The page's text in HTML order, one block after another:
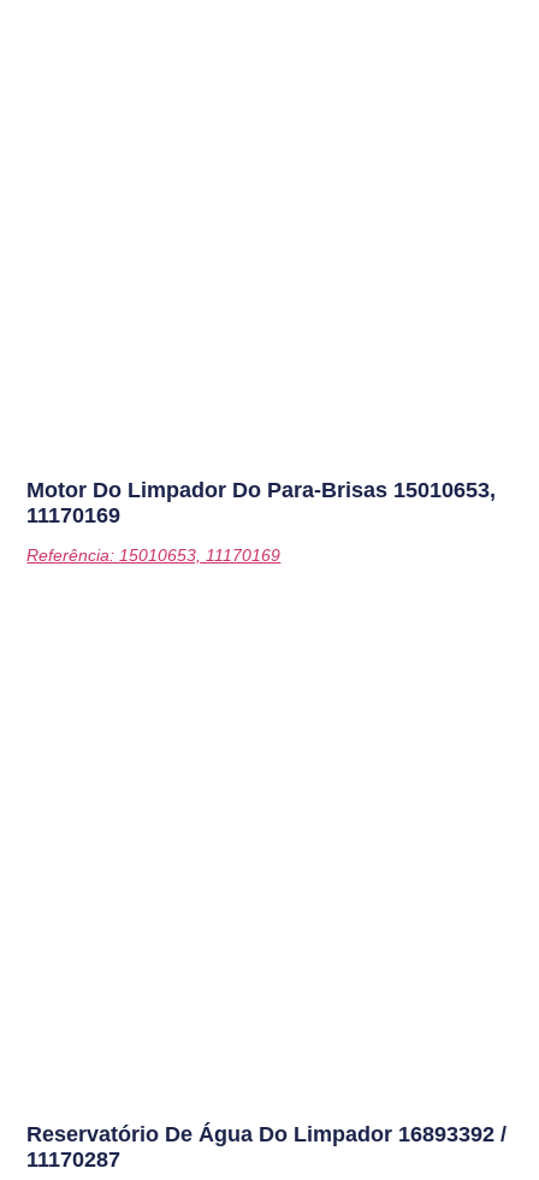
Motor Do Limpador Do Para-Brisas 15010653,
11170169
Referência: 15010653, 11170169
Reservatório De Água Do Limpador 16893392 /
11170287